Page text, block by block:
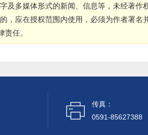
及多媒体形式的新闻、信息等，未经著作
，应在授权范围内使用，必须为作者署名
任。
传真：
0591-85627388